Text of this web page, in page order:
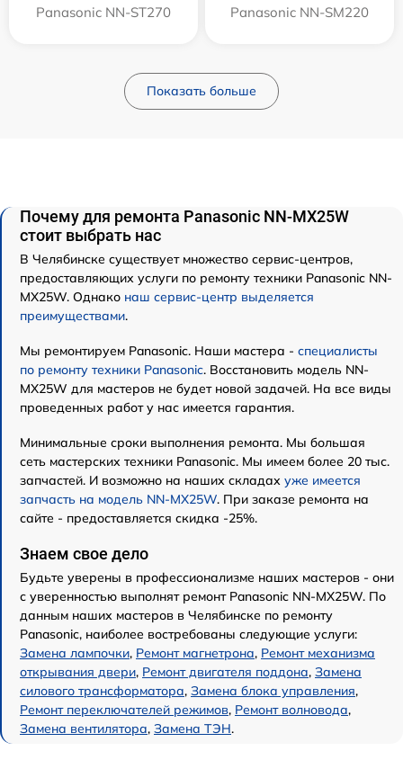
Panasonic NN-ST270 Panasonic NN-SM220
Показать больше
Почему для ремонта Panasonic NN-MX25W
стоит выбрать нас
В Челябинске существует множество сервис-центров,
предоставляющих услуги по ремонту техники Panasonic NN-
MX25W. Однако наш сервис-центр выделяется
преимуществами.
Мы ремонтируем Panasonic. Наши мастера - специалисты
по ремонту техники Panasonic. Восстановить модель NN-
MX25W для мастеров не будет новой задачей. На все виды
проведенных работ у нас имеется гарантия.
Минимальные сроки выполнения ремонта. Мы большая
сеть мастерских техники Panasonic. Мы имеем более 20 тыс.
запчастей. И возможно на наших складах уже имеется
запчасть на модель NN-MX25W. При заказе ремонта на
сайте - предоставляется скидка -25%.
Знаем свое дело
Будьте уверены в профессионализме наших мастеров - они
с уверенностью выполнят ремонт Panasonic NN-MX25W. По
данным наших мастеров в Челябинске по ремонту
Panasonic, наиболее востребованы следующие услуги:
Замена лампочки, Ремонт магнетрона, Ремонт механизма
открывания двери, Ремонт двигателя поддона, Замена
силового трансформатора, Замена блока управления,
Ремонт переключателей режимов, Ремонт волновода,
Замена вентилятора, Замена ТЭН.